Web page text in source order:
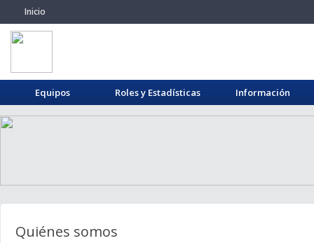
Inicio
Equipos Roles y Estadísticas Información
Quiénes somos